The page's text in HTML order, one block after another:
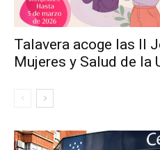
Talavera acoge las II
Mujeres y Salud de la